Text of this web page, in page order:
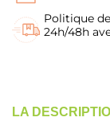
Politique
24h/48h
LA